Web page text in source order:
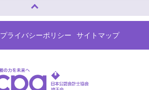
プライバシーポリシー サイトマップ